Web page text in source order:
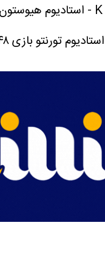
بازی ۴۸: کلمبیا - کنگو/ ساعت ۰۵:۳۰ - گروه K - استادیوم گوادالاخارا.